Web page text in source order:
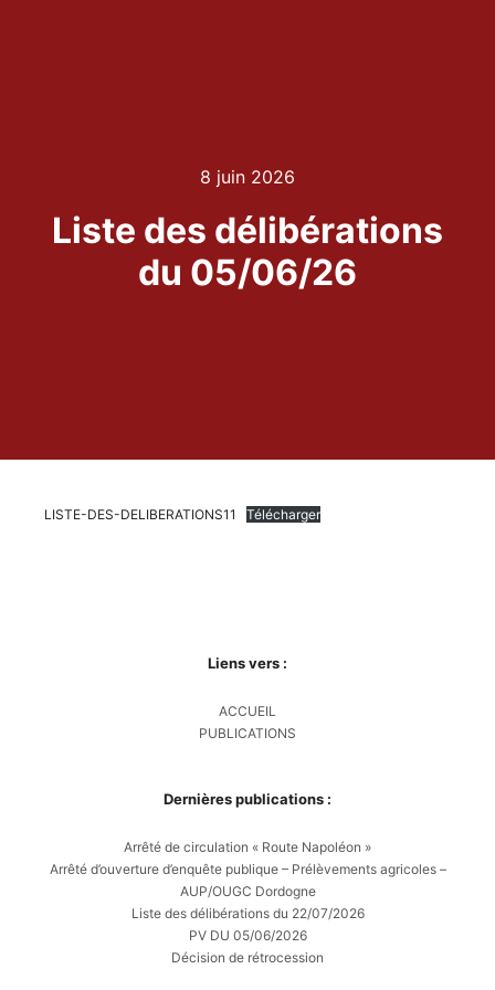
8 juin 2026
Liste des délibérations
du 05/06/26
LISTE-DES-DELIBERATIONS11 Télécharger
Liens vers :
ACCUEIL
PUBLICATIONS
Dernières publications :
Arrêté de circulation « Route Napoléon »
Arrêté d’ouverture d’enquête publique – Prélèvements agricoles –
AUP/OUGC Dordogne
Liste des délibérations du 22/07/2026
PV DU 05/06/2026
Décision de rétrocession